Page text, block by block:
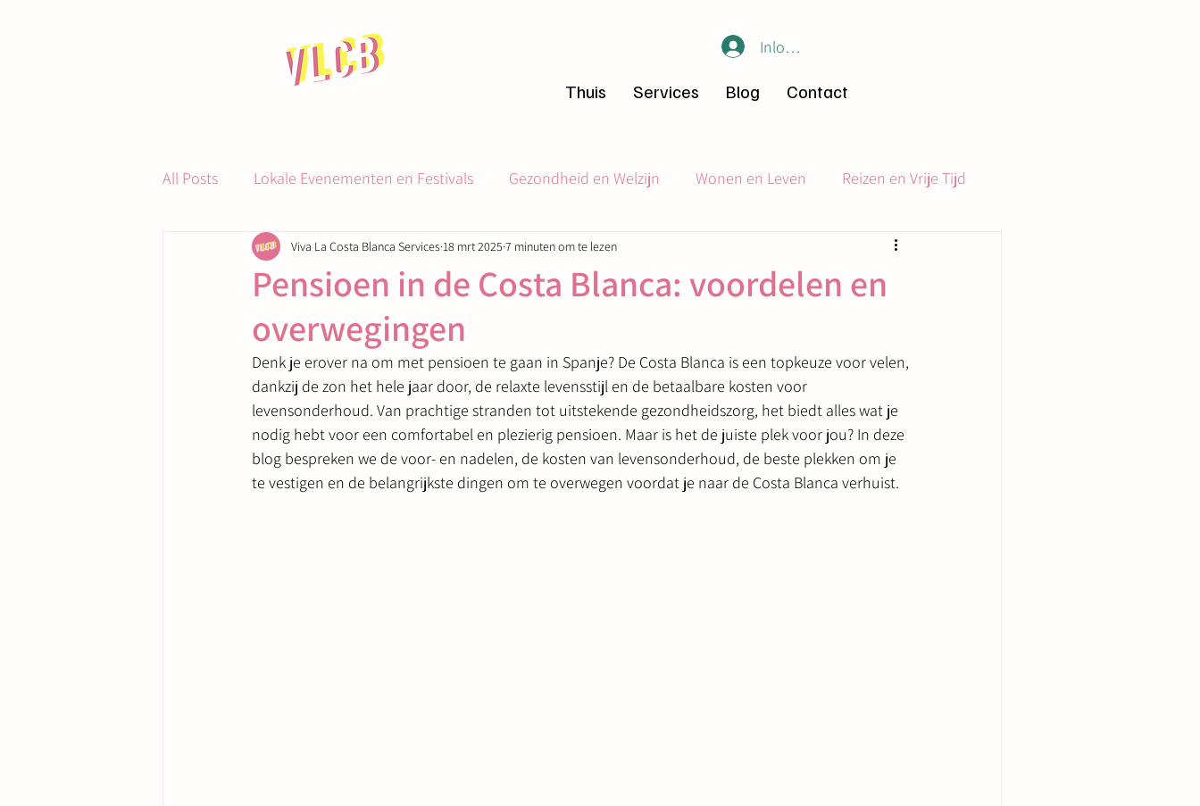
Inloggen
Thuis Services Blog Contact
All Posts Lokale Evenementen en Festivals Gezondheid en Welzijn Wonen en Leven Reizen en Vrije Tijd
Gastronomie en Dineren Gemeenschapsinitiatieven Verhuizing en Expat Tips
Pensioen in de Costa Blanca: voordelen en
overwegingen
Viva La Costa Blanca Services 18 mrt 2025 7 minuten om te lezen
Denk je erover na om met pensioen te gaan in Spanje? De Costa Blanca is een topkeuze voor velen,
dankzij de zon het hele jaar door, de relaxte levensstijl en de betaalbare kosten voor
levensonderhoud. Van prachtige stranden tot uitstekende gezondheidszorg, het biedt alles wat je
nodig hebt voor een comfortabel en plezierig pensioen. Maar is het de juiste plek voor jou? In deze
blog bespreken we de voor- en nadelen, de kosten van levensonderhoud, de beste plekken om je
te vestigen en de belangrijkste dingen om te overwegen voordat je naar de Costa Blanca verhuist.